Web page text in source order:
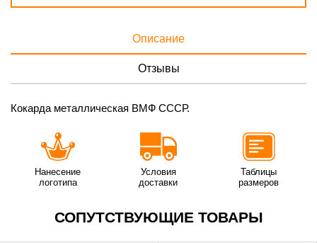
Описание
Отзывы
Кокарда металлическая ВМФ СССР.
Нанесение
логотипа
Условия
доставки
Таблицы
размеров
СОПУТСТВУЮЩИЕ ТОВАРЫ